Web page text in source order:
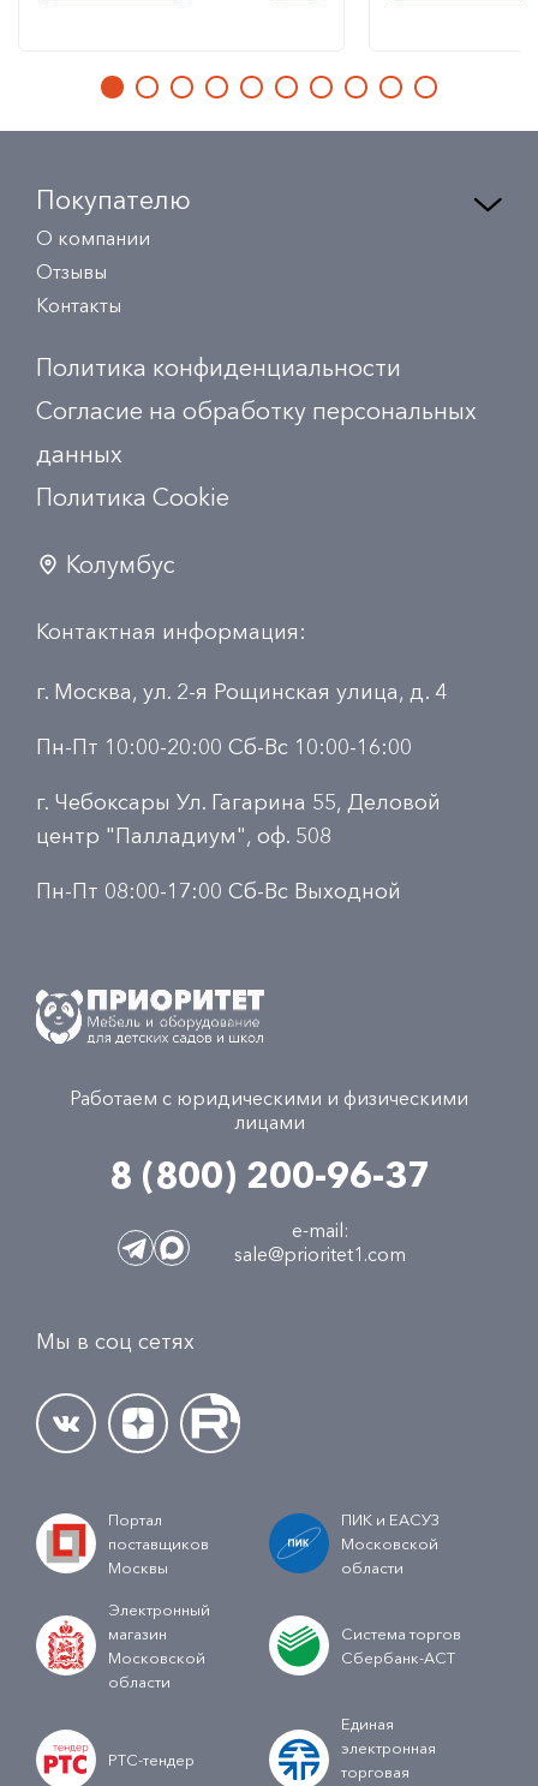
Покупателю
О компании
Отзывы
Контакты
Политика конфиденциальности
Согласие на обработку персональных
данных
Политика Сookie
Колумбус
Контактная информация:
г. Москва, ул. 2-я Рощинская улица, д. 4
Пн-Пт 10:00-20:00 Сб-Вс 10:00-16:00
г. Чебоксары Ул. Гагарина 55, Деловой
центр "Палладиум", оф. 508
Пн-Пт 08:00-17:00 Сб-Вс Выходной
Работаем с юридическими и физическими
лицами
8 (800) 200-96-37
e-mail:
sale@prioritet1.com
Мы в соц сетях
Портал
поставщиков
Москвы
ПИК и ЕАСУЗ
Московской
области
Электронный
магазин
Московской
области
Система торгов
Сбербанк-АСТ
РТС-тендер
Единая
электронная
торговая